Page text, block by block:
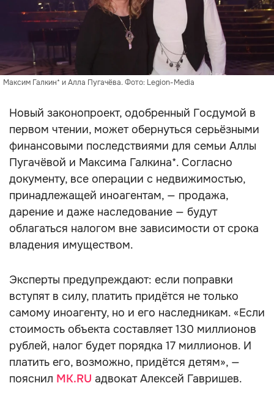
Максим Галкин* и Алла Пугачёва. Фото: Legion-Media
Новый законопроект, одобренный Госдумой в
первом чтении, может обернуться серьёзными
финансовыми последствиями для семьи Аллы
Пугачёвой и Максима Галкина*. Согласно
документу, все операции с недвижимостью,
принадлежащей иноагентам, — продажа,
дарение и даже наследование — будут
облагаться налогом вне зависимости от срока
владения имуществом.
Эксперты предупреждают: если поправки
вступят в силу, платить придётся не только
самому иноагенту, но и его наследникам. «Если
стоимость объекта составляет 130 миллионов
рублей, налог будет порядка 17 миллионов. И
платить его, возможно, придётся детям», —
пояснил MK.RU адвокат Алексей Гавришев.